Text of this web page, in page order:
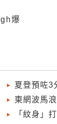
爆
夏登預咗3
東網波馬
「紋身」